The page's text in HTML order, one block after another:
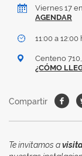
Viernes 17
AGENDAR
11:00 a 12:00
Centeno
¿CÓMO
Compartir
Te invitamos a